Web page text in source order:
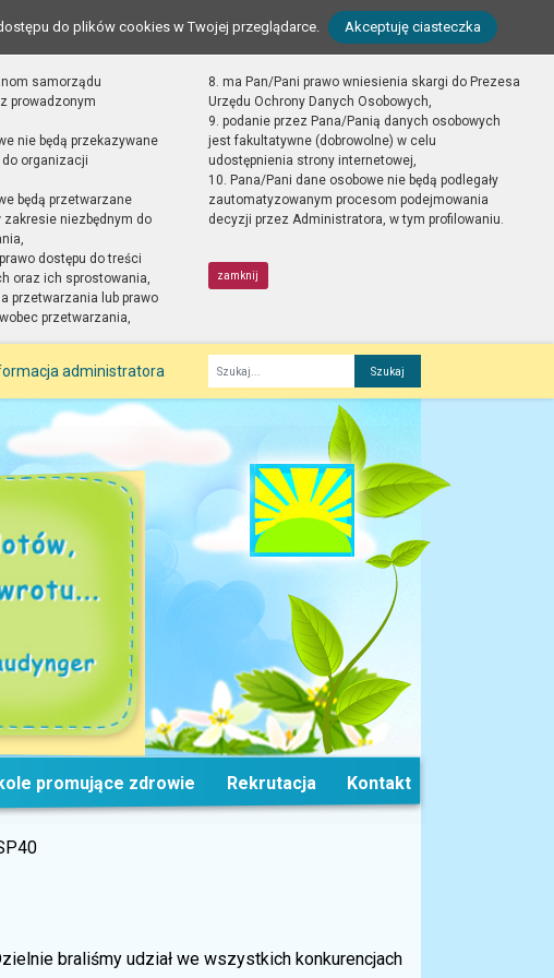
do plików cookies w Twojej przeglądarce. Akceptuję ciasteczka
samorządu
prowadzonym
nie będą przekazywane
organizacji
będą przetwarzane
zakresie niezbędnym do
dostępu do treści
oraz ich sprostowania,
przetwarzania lub prawo
przetwarzania,
8. ma Pan/Pani prawo wniesienia skargi do Prezesa
Urzędu Ochrony Danych Osobowych,
9. podanie przez Pana/Panią danych osobowych
jest fakultatywne (dobrowolne) w celu
udostępnienia strony internetowej,
10. Pana/Pani dane osobowe nie będą podlegały
zautomatyzowanym procesom podejmowania
decyzji przez Administratora, w tym profilowaniu.
zamknij
administratora
Fraza
promujące zdrowie Rekrutacja Kontakt
braliśmy udział we wszystkich konkurencjach